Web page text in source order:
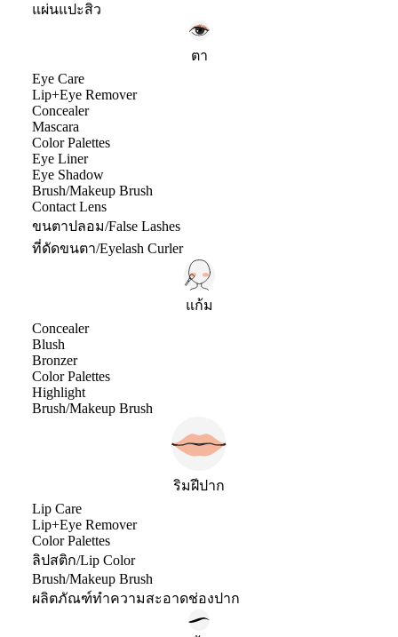
แผ่นแปะสิว
ตา
Eye Care
Lip+Eye Remover
Concealer
Mascara
Color Palettes
Eye Liner
Eye Shadow
Brush/Makeup Brush
Contact Lens
ขนตาปลอม/False Lashes
ที่ดัดขนตา/Eyelash Curler
แก้ม
Concealer
Blush
Bronzer
Color Palettes
Highlight
Brush/Makeup Brush
ริมฝีปาก
Lip Care
Lip+Eye Remover
Color Palettes
ลิปสติก/Lip Color
Brush/Makeup Brush
ผลิตภัณฑ์ทำความสะอาดช่องปาก